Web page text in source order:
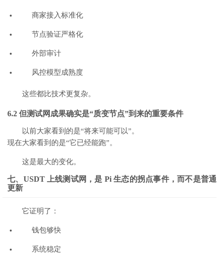
商家接入标准化
节点验证严格化
外部审计
风控模型成熟度
这些都比技术更复杂。
6.2 但测试网成果确实是“质变节点”到来的重要条件
以前大家看到的是“将来可能可以”。
现在大家看到的是“它已经能跑”。
这是最大的变化。
七、USDT 上线测试网，是 Pi 生态的拐点事件，而不是普通
更新
它证明了：
钱包够快
系统稳定